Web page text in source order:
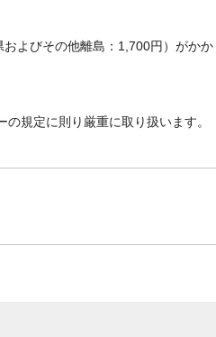
よびその他離島：1,700円）がか
規定に則り厳重に取り扱います。